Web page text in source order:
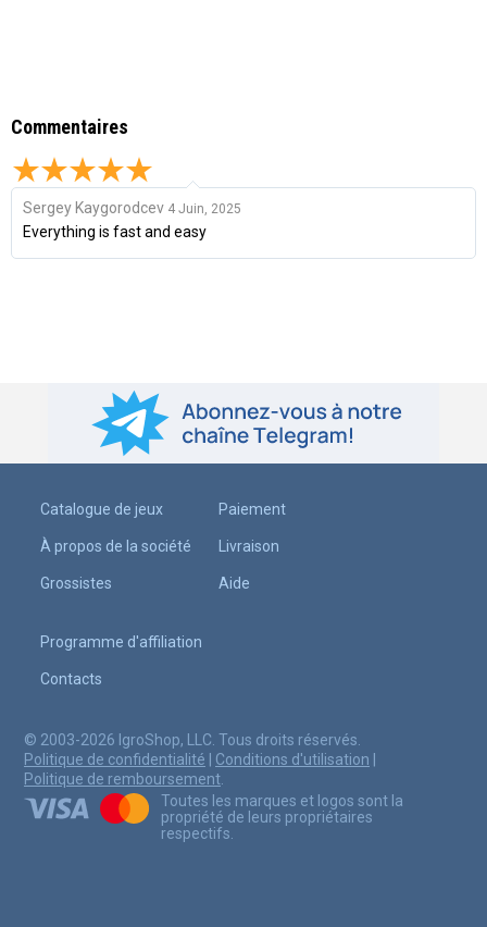
Commentaires
Sergey Kaygorodcev 4 Juin, 2025
Everything is fast and easy
Catalogue de jeux
À propos de la société
Grossistes
Paiement
Livraison
Aide
Programme d'affiliation
Contacts
© 2003-2026 IgroShop, LLC. Tous droits réservés.
Politique de confidentialité
Conditions d'utilisation
Politique de remboursement.
Toutes les marques et logos sont la
propriété de leurs propriétaires
respectifs.